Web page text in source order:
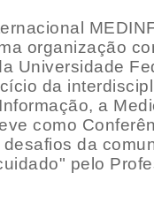
organização
Universidade
da
a
como
da
pelo